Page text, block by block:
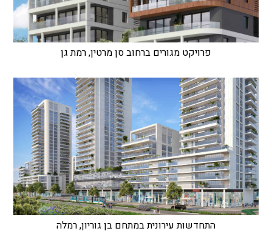
פרויקט מגורים ברחוב סן מרטין, רמת גן
התחדשות עירונית במתחם בן גוריון, רמלה